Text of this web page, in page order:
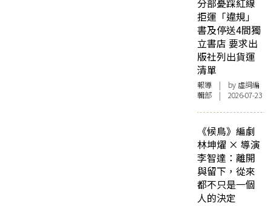
分部憂踩紅線
拒運「違規」
書及停送4間獨
立書店 要求出
版社列出貨運
清單
報導 | by 虛詞編
輯部 | 2026-07-23
《候鳥》編劇
林坤燿 × 導演
李智達：離開
與留下，從來
都不只是一個
人的決定